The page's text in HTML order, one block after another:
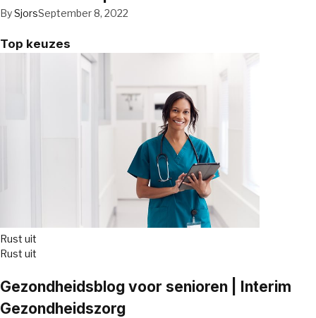
BySjorsSeptember 8, 2022
Top keuzes
Rust uit
Rust uit
Gezondheidsblog voor senioren | Interim
Gezondheidszorg